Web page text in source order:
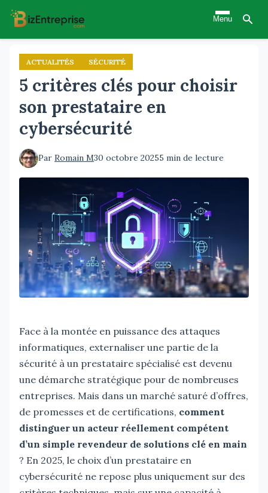
Aller
contenu
principal
Menu
ACTUALITÉS SÉCURITÉ
5 critères clés pour choisir
son prestataire en
cybersécurité
Par Romain M30 octobre 20255 min de lecture
Face à la montée en puissance des attaques
informatiques, externaliser une partie de la
sécurité à un prestataire spécialisé est devenu
une démarche stratégique pour de nombreuses
entreprises. Mais dans un marché saturé d’offres,
de promesses et de certifications, comment
distinguer un acteur réellement compétent
d’un simple revendeur de solutions clé en main
? En 2025, le choix d’un prestataire en
cybersécurité ne repose plus uniquement sur des